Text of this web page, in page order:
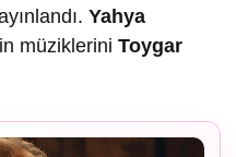
Yahya
müziklerini Toygar